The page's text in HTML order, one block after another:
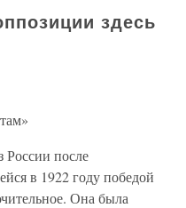
здесь
России после
в 1922 году победой
Она была